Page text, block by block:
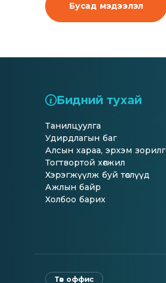
Бусад мэдээлэл
Бидний тухай
Танилцуулга
Удирдлагын баг
Алсын хараа, эрхэм
Тогтвортой хөгжил
Хэрэгжүүлж буй төслүүд
Ажлын байр
Холбоо барих
Төв оффис